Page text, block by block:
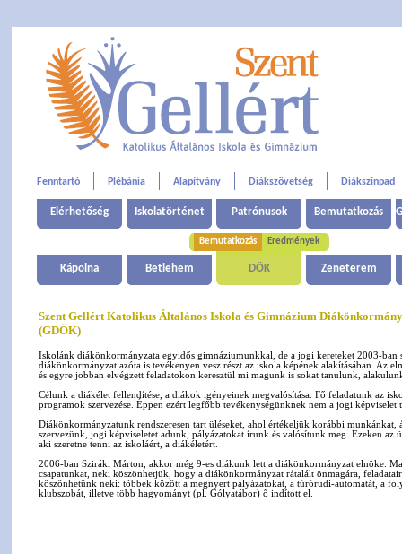
Fenntartó Plébánia Alapítvány Diákszövetség Diákszínpad
Elérhetőség Iskolatörténet Patrónusok Bemutatkozás
Bemutatkozás Eredmények
Kápolna Betlehem DÖK Zeneterem
Szent Gellért Katolikus Általános Iskola és Gimnázium
(GDÖK)
Iskolánk diákönkormányzata egyidős gimnáziumunkkal, de a jogi kereteket 2003-ban
diákönkormányzat azóta is tevékenyen vesz részt az iskola képének alakításában. Az
és egyre jobban elvégzett feladatokon keresztül mi magunk is sokat tanulunk,
Célunk a diákélet fellendítése, a diákok igényeinek megvalósítása. Fő feladatunk az
programok szervezése. Éppen ezért legfőbb tevékenységünknek nem a jogi képviselet
Diákönkormányzatunk rendszeresen tart üléseket, ahol értékeljük korábbi
szervezünk, jogi képviseletet adunk, pályázatokat írunk és valósítunk meg. Ezeken
aki szeretne tenni az iskoláért, a diákéletért.
2006-ban Sziráki Márton, akkor még 9-es diákunk lett a diákönkormányzat elnöke.
csapatunkat, neki köszönhetjük, hogy a diákönkormányzat rátalált önmagára,
köszönhetünk neki: többek között a megnyert pályázatokat, a túrórudi-automatát, a
klubszobát, illetve több hagyományt (pl. Gólyatábor) ő indított el.